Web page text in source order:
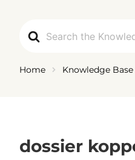
For
Home Knowledge Base
dossier